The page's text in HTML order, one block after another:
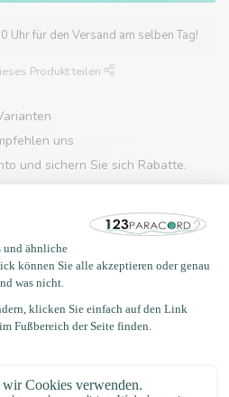
Uhr für den Versand am selben Tag!
Produkt teilen
uns
und sichern Sie sich Rabatte.
Hause ab 150 €